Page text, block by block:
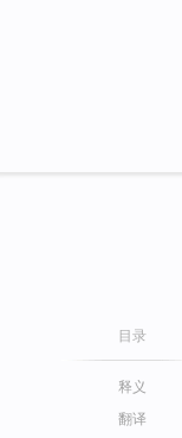
目录
释义
翻译